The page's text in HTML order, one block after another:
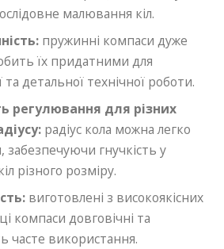
малювання кіл.
пружинні компаси дуже
їх придатними для
та детальної технічної роботи.
регулювання для різних
радіус кола можна легко
забезпечуючи гнучкість у
різного розміру.
виготовлені з високоякісних
компаси довговічні та
часте використання.